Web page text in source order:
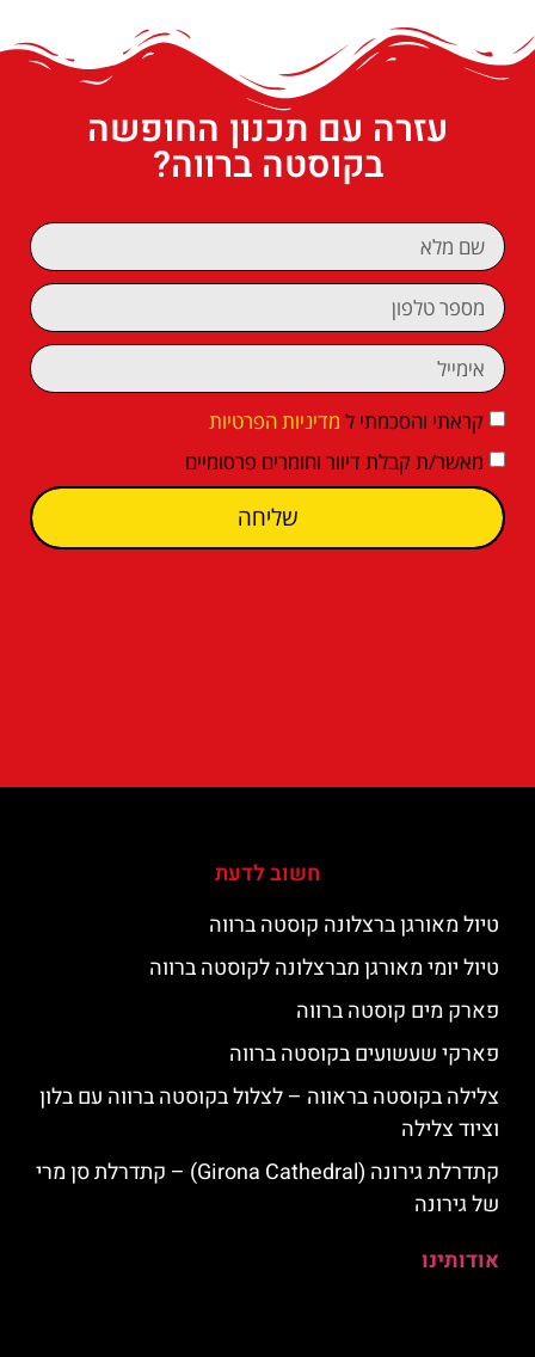
עזרה עם תכנון החופשה
בקוסטה ברווה?
קראתי והסכמתי ל מדיניות הפרטיות
מאשר/ת קבלת דיוור וחומרים פרסומיים
שליחה
חשוב לדעת
טיול מאורגן ברצלונה קוסטה ברווה
טיול יומי מאורגן מברצלונה לקוסטה ברווה
פארק מים קוסטה ברווה
פארקי שעשועים בקוסטה ברווה
צלילה בקוסטה בראווה – לצלול בקוסטה ברווה עם בלון
וציוד צלילה
קתדרלת גירונה (Girona Cathedral) – קתדרלת סן מרי
של גירונה
אודותינו